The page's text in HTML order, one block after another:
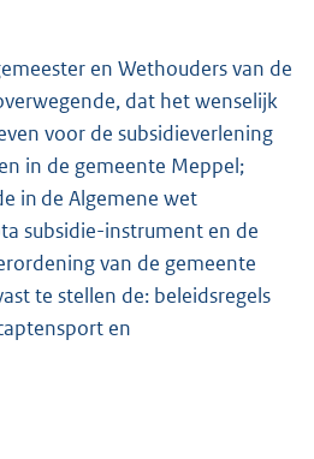
en Wethouders van de
dat het wenselijk
voor de subsidieverlening
in de gemeente Meppel;
in de Algemene wet
subsidie-instrument en de
van de gemeente
te stellen de: beleidsregels
en